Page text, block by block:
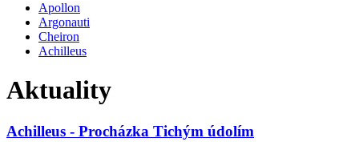
Apollon
Argonauti
Cheiron
Achilleus
Aktuality
Achilleus - Procházka Tichým údolím